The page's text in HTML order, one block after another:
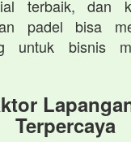
terbaik, dan
padel bisa
untuk bisnis
Terpercaya